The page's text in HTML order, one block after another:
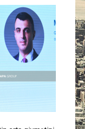
Azərbaycan
Mədəniyyət
Müsahibə